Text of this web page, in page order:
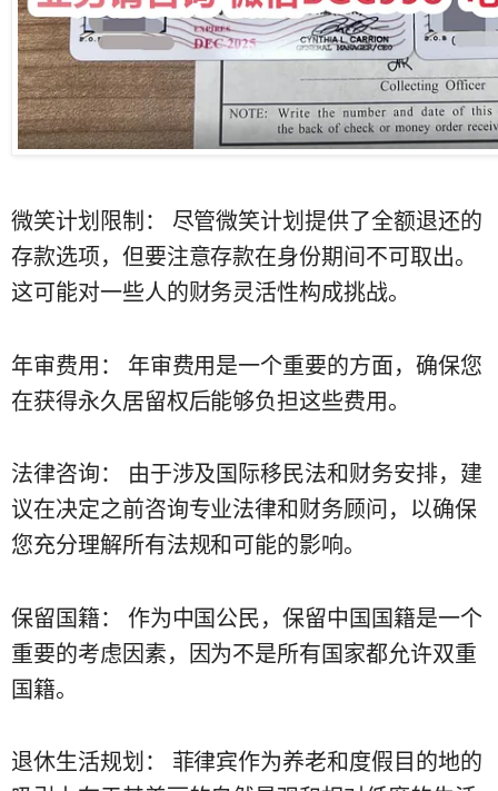
微笑计划限制： 尽管微笑计划提供了全额退还的
存款选项，但要注意存款在身份期间不可取出。
这可能对一些人的财务灵活性构成挑战。
年审费用： 年审费用是一个重要的方面，确保您
在获得永久居留权后能够负担这些费用。
法律咨询： 由于涉及国际移民法和财务安排，建
议在决定之前咨询专业法律和财务顾问，以确保
您充分理解所有法规和可能的影响。
保留国籍： 作为中国公民，保留中国国籍是一个
重要的考虑因素，因为不是所有国家都允许双重
国籍。
退休生活规划： 菲律宾作为养老和度假目的地的